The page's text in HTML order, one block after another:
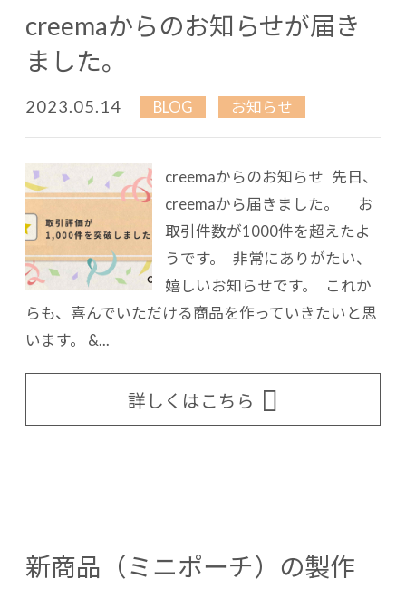
creemaからのお知らせが届き
ました。
2023.05.14 BLOG お知らせ
creemaからのお知らせ 先日、
creemaから届きました。 お
取引件数が1000件を超えたよ
うです。 非常にありがたい、
嬉しいお知らせです。 これか
らも、喜んでいただける商品を作っていきたいと思
います。 &...
詳しくはこちら
新商品（ミニポーチ）の製作